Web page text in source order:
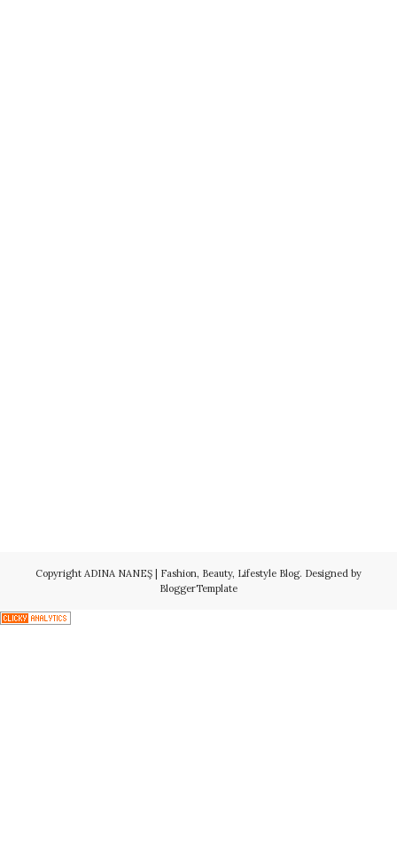
Copyright ADINA NANEŞ | Fashion, Beauty, Lifestyle Blog. Designed by
BloggerTemplate